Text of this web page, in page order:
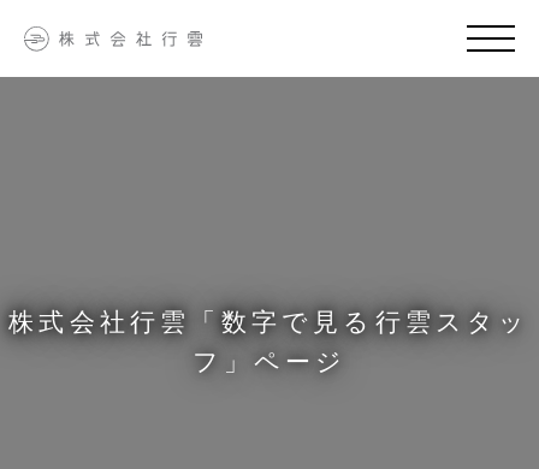
株式会社行雲「数字で見る行雲スタッ
フ」ページ